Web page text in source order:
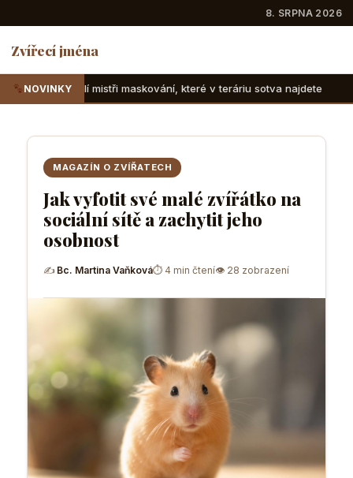
8. SRPNA 2026
Zvířecí jména
NOVINKYkteré v teráriu sotva najdete Suchozemské
MAGAZÍN O ZVÍŘATECH
Jak vyfotit své malé zvířátko na
sociální sítě a zachytit jeho
osobnost
✍ Bc. Martina Vaňková⏱ 4 min čtení👁 28 zobrazení